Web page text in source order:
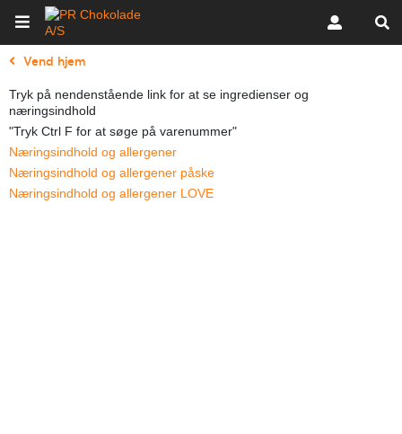
Vend hjem
Tryk på nendenstående link for at se ingredienser og
næringsindhold
"Tryk Ctrl F for at søge på varenummer"
Næringsindhold og allergener
Næringsindhold og allergener påske
Næringsindhold og allergener LOVE